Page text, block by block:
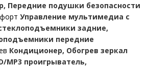
Передние подушки безопасности
Управление мультимедиа с
задние,
передние
Кондиционер, Обогрев зеркал
MP3 проигрыватель,